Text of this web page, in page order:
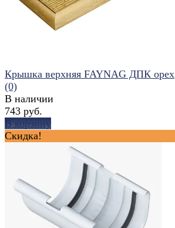
избранное сравнить
Крышка верхняя FAYNAG ДПК орех
(0)
В наличии
743 руб.
В корзину
Скидка!